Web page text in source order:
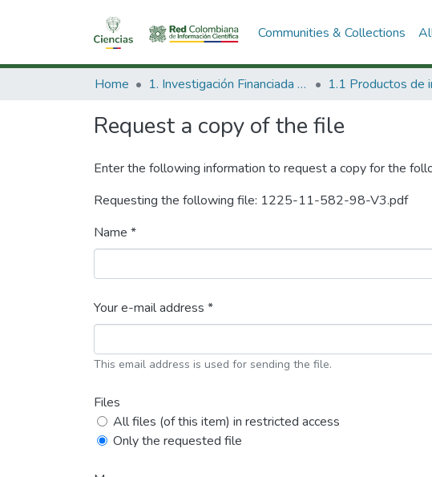
Communities & Collections
Home 1. Investigación Financiada con Recursos Públicos
Request a copy of the file
Enter the following information to request a copy for the
Requesting the following file: 1225-11-582-98-V3.pdf
Name *
Your e-mail address *
This email address is used for sending the file.
Files
All files (of this item) in restricted access
Only the requested file